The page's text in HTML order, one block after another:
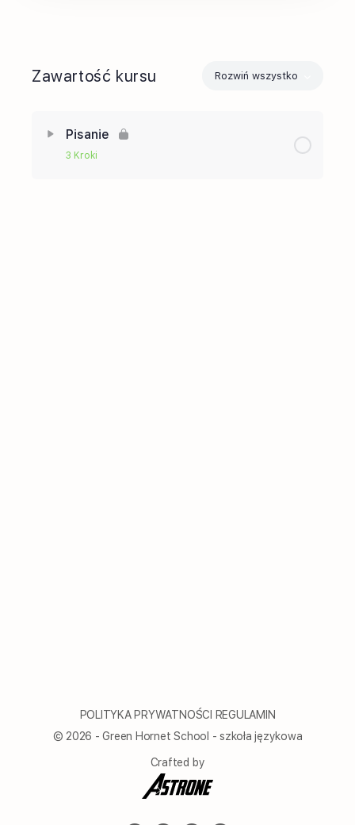
Zawartość kursu Rozwiń wszystko
Pisanie
3 Kroki
POLITYKA PRYWATNOŚCI
REGULAMIN
© 2026 - Green Hornet School - szkoła językowa
Crafted by